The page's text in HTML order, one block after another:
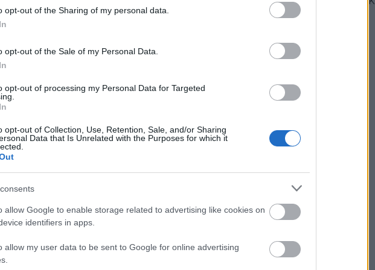
opt-out of the Sharing of my personal data.
opt-out of the Sale of my Personal Data.
opt-out of processing my Personal Data for Targeted
opt-out of Collection, Use, Retention, Sale, and/or Sharing
Data that Is Unrelated with the Purposes for which it
allow Google to enable storage related to advertising like cookies on
identifiers in apps.
allow my user data to be sent to Google for online advertising
is. Németh Gábor János
az Asbóth utcában
volt.Ujvári-Kövér Mónikaközgazdaságtant tanult,
és energetikai ügyekkel foglalkozik.
közgazdászként, de a Műszaki Főiskolára is
Gyulahobbija az olvasás, szeret színházba és
helyettes volt.
alkalmazottként és önkormányzati
Péter Katolikus Egyetemen végez ebben a
frakciótitkár.
bölcsész végzettségű, három ciklus óta képvise-
, családterápiás- és önismereti szakember,
készül.
***
hogy miképpen lehetséges, hogy valaki a
lelkesen tartózkodás gombot nyom. Nem akart
esetleg együtt éneklés az alakuló ülésen?
Szerzőink
BBP
Demeter Tamás
Devosa Gábor
Fedrid Gábor
Hunvald György
Hunwald György
Kispál Tibor
Németh Gábor
Payns